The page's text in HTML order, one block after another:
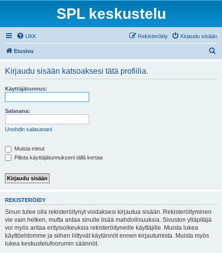
SPL keskustelu
UKK Kirjaudu sisään
Rekisteröidy
Etusivu
Kirjaudu sisään katsoaksesi tätä profiilia.
Käyttäjätunnus:
Salasana:
Unohdin salasanani
Muista minut
Piilota käyttäjätunnukseni tällä kertaa
REKISTERÖIDY
Sinun tulee olla rekisteröitynyt voidaksesi kirjautua sisään. Rekisteröityminen
vie vain hetken, mutta antaa sinulle lisää mahdollisuuksia. Sivuston ylläpitäjä
voi myös antaa erityisoikeuksia rekisteröityneille käyttäjille. Muista lukea
käyttöehtomme ja siihen liittyvät käytännöt ennen kirjautumista. Muista myös
lukea keskustelufoorumin säännöt.